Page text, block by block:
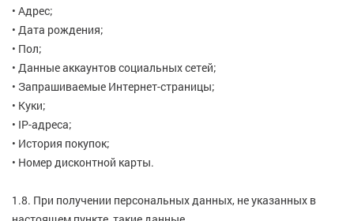
• Адрес;
• Дата рождения;
• Пол;
• Данные аккаунтов социальных сетей;
• Запрашиваемые Интернет-страницы;
• Куки;
• IP-адреса;
• История покупок;
• Номер дисконтной карты.
1.8. При получении персональных данных, не указанных в